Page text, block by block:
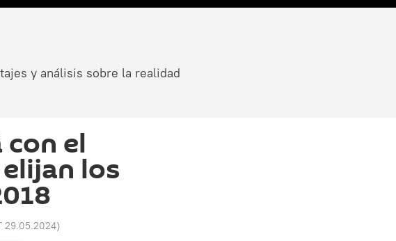
y análisis sobre la realidad
el
los
29.05.2024)